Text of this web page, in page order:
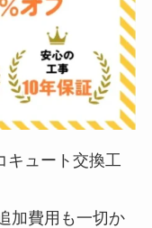
キュート交換工
加費用も一切か